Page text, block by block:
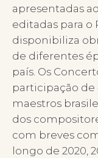
apresentadas
editadas para o
disponibiliza
de diferentes
país. Os
participação de
maestros
dos
com breves
longo de 2020,